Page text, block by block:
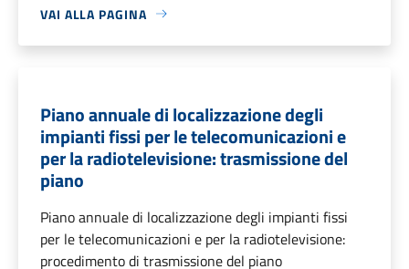
VAI ALLA PAGINA
Piano annuale di localizzazione degli
impianti fissi per le telecomunicazioni e
per la radiotelevisione: trasmissione del
piano
Piano annuale di localizzazione degli impianti fissi
per le telecomunicazioni e per la radiotelevisione:
procedimento di trasmissione del piano